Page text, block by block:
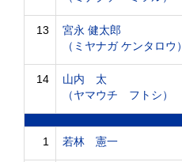
13
宮永 健太郎
（ミヤナガ ケンタロウ）
14
山内 太
（ヤマウチ フトシ）
1 若林 憲一